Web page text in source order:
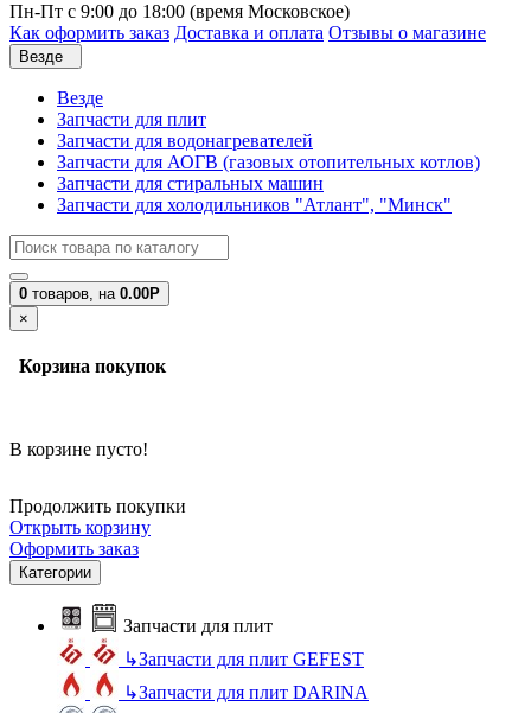
Пн-Пт с 9:00 до 18:00 (время Московское)
Как оформить заказ Доставка и оплата Отзывы о магазине
Везде
Везде
Запчасти для плит
Запчасти для водонагревателей
Запчасти для АОГВ (газовых отопительных котлов)
Запчасти для стиральных машин
Запчасти для холодильников "Атлант", "Минск"
0 товаров, на 0.00Р
×
Корзина покупок
В корзине пусто!
Продолжить покупки
Открыть корзину
Оформить заказ
Категории
Запчасти для плит
↳Запчасти для плит GEFEST
↳Запчасти для плит DARINA